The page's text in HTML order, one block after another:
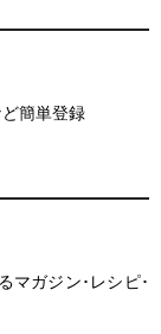
ど簡単登録
マガジン･レシピ･